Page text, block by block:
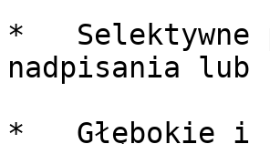
*   Selektywne
nadpisania
*   Głębokie i